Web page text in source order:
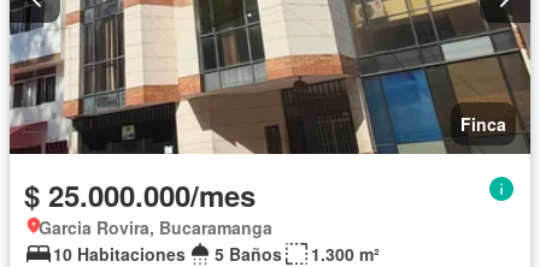
Finca
$ 25.000.000/mes
Garcia Rovira, Bucaramanga
10 Habitaciones
5 Baños 1.300 m²